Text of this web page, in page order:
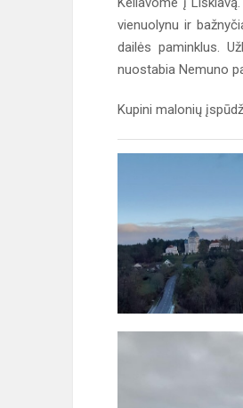
vienuolynu ir
dailės paminklus.
nuostabia Nemuno
Kupini malonių